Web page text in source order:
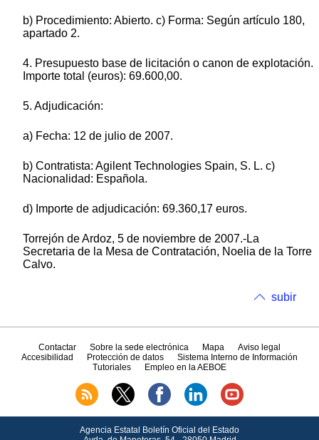
b) Procedimiento: Abierto. c) Forma: Según artículo 180,
apartado 2.
4. Presupuesto base de licitación o canon de explotación.
Importe total (euros): 69.600,00.
5. Adjudicación:
a) Fecha: 12 de julio de 2007.
b) Contratista: Agilent Technologies Spain, S. L. c)
Nacionalidad: Española.
d) Importe de adjudicación: 69.360,17 euros.
Torrejón de Ardoz, 5 de noviembre de 2007.-La
Secretaria de la Mesa de Contratación, Noelia de la Torre
Calvo.
subir
Contactar Sobre la sede electrónica Mapa
Aviso legal
Accesibilidad
Protección de datos
Sistema Interno de Información
Tutoriales
Empleo en la AEBOE
Agencia Estatal Boletín Oficial del Estado